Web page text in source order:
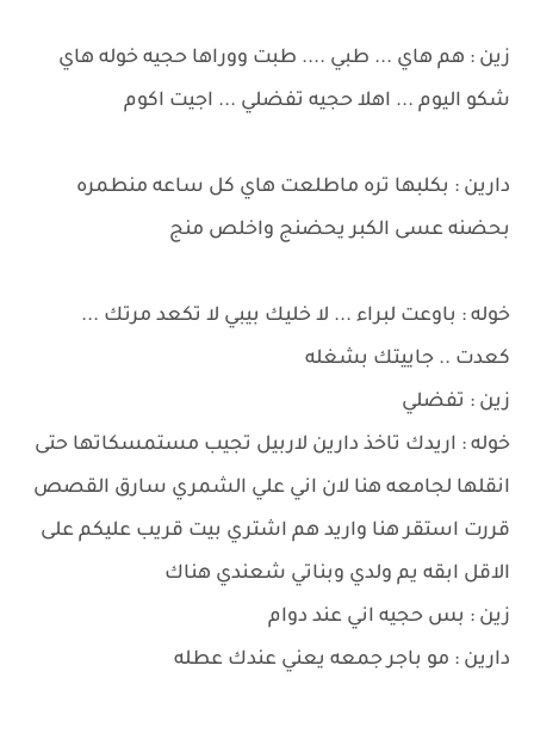
زين : هم هاي ... طبي .... طبت ووراها حجيه خوله هاي
شكو اليوم ... اهلا حجيه تفضلي ... اجيت اكوم
دارين : بكلبها تره ماطلعت هاي كل ساعه منطمره
بحضنه عسى الكبر يحضنج واخلص منج
خوله : باوعت لبراء ... لا خليك بيبي لا تكعد مرتك ...
كعدت .. جاييتك بشغله
زين : تفضلي
خوله : اريدك تاخذ دارين لاربيل تجيب مستمسكاتها حتى
انقلها لجامعه هنا لان اني علي الشمري سارق القصص
قررت استقر هنا واريد هم اشتري بيت قريب عليكم على
الاقل ابقه يم ولدي وبناتي شعندي هناك
زين : بس حجيه اني عند دوام
دارين : مو باجر جمعه يعني عندك عطله